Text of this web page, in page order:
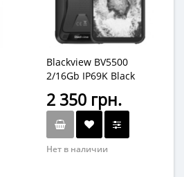
Blackview BV5500
2/16Gb IP69K Black
2 350 грн.
Нет в наличии